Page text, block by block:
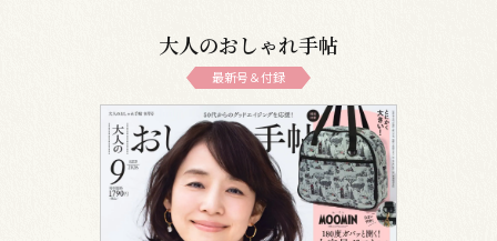
大人のおしゃれ手帖
最新号＆付録